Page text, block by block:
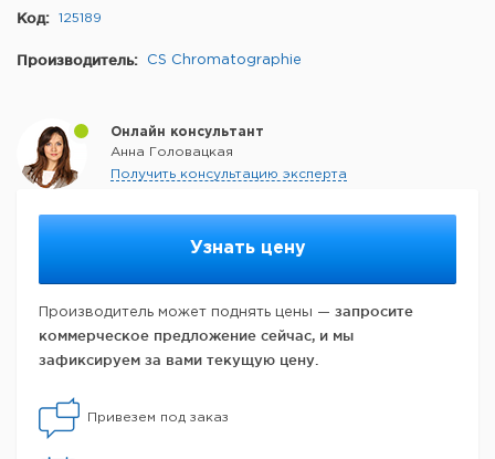
Узнать цену
Производитель может поднять цены — запросите
коммерческое предложение сейчас, и мы
зафиксируем за вами текущую цену.
Привезем под заказ
Код: 125189
Производитель: CS Chromatographie
Онлайн консультант
Анна Головацкая
Получить консультацию эксперта